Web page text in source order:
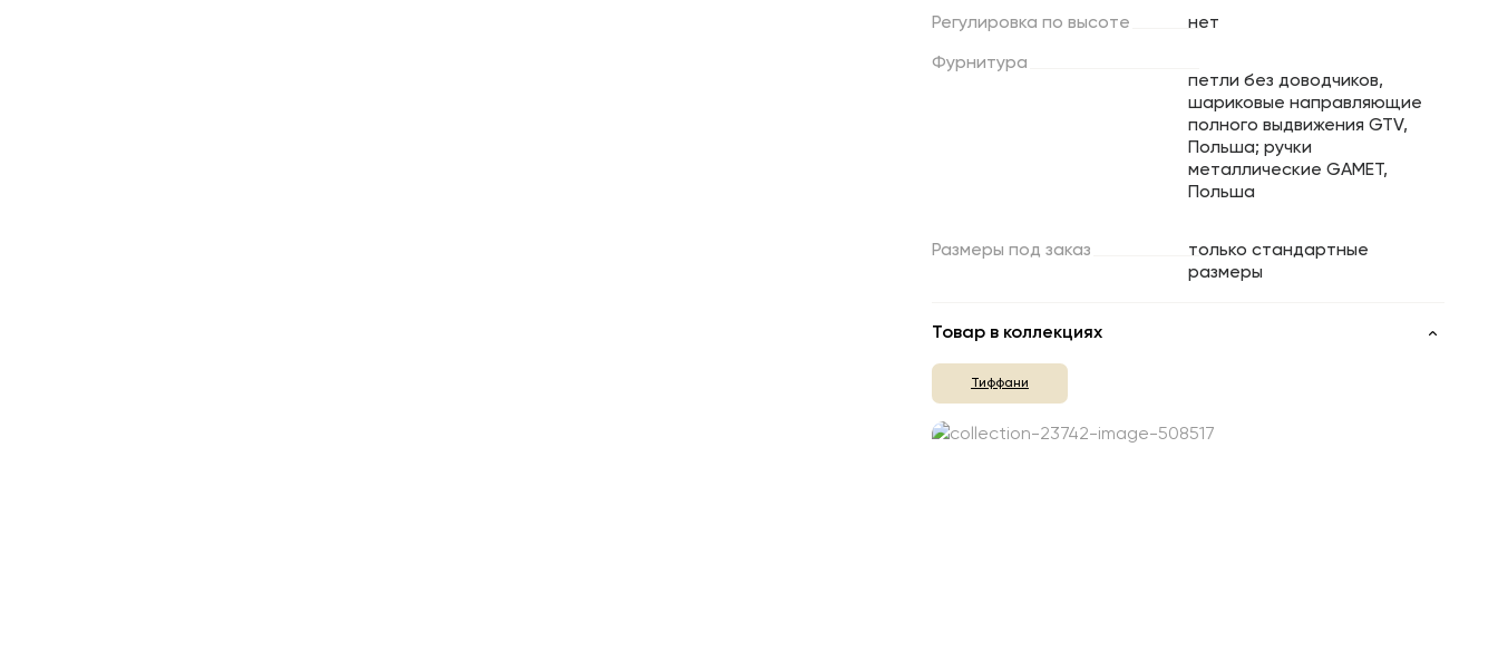
Регулировка по высоте нет
Фурнитура
петли без доводчиков,
шариковые направляющие
полного выдвижения GTV,
Польша; ручки
металлические GAMET,
Польша
Размеры под заказ
только стандартные
размеры
Товар в коллекциях
Тиффани